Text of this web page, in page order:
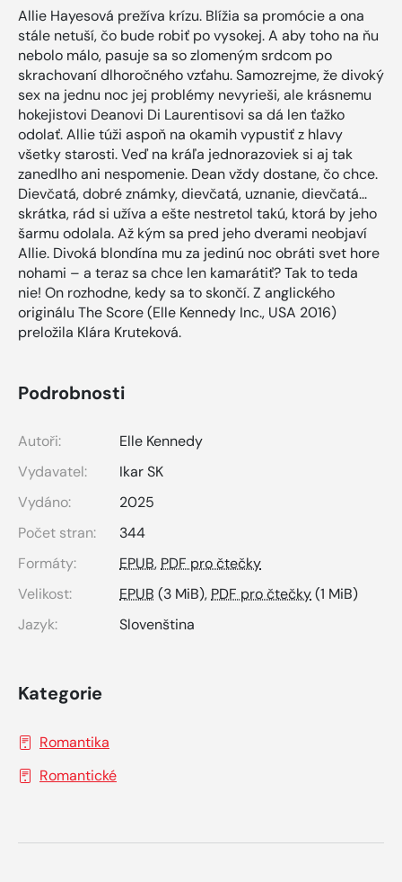
Allie Hayesová prežíva krízu. Blížia sa promócie a ona
stále netuší, čo bude robiť po vysokej. A aby toho na ňu
nebolo málo, pasuje sa so zlomeným srdcom po
skrachovaní dlhoročného vzťahu. Samozrejme, že divoký
sex na jednu noc jej problémy nevyrieši, ale krásnemu
hokejistovi Deanovi Di Laurentisovi sa dá len ťažko
odolať. Allie túži aspoň na okamih vypustiť z hlavy
všetky starosti. Veď na kráľa jednorazoviek si aj tak
zanedlho ani nespomenie. Dean vždy dostane, čo chce.
Dievčatá, dobré známky, dievčatá, uznanie, dievčatá...
skrátka, rád si užíva a ešte nestretol takú, ktorá by jeho
šarmu odolala. Až kým sa pred jeho dverami neobjaví
Allie. Divoká blondína mu za jedinú noc obráti svet hore
nohami – a teraz sa chce len kamarátiť? Tak to teda
nie! On rozhodne, kedy sa to skončí. Z anglického
originálu The Score (Elle Kennedy Inc., USA 2016)
preložila Klára Kruteková.
Podrobnosti
Autoři:
Elle Kennedy
Vydavatel:
Ikar SK
Vydáno:
2025
Počet stran:
344
Formáty:
EPUB, PDF pro čtečky
Velikost:
EPUB (3 MiB), PDF pro čtečky(1 MiB)
Jazyk:
Slovenština
Kategorie
Romantika
Romantické